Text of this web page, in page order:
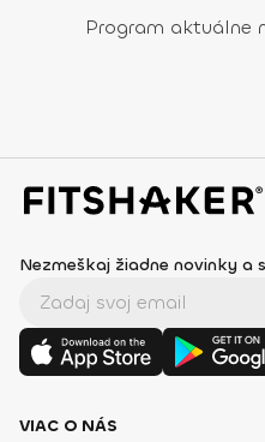
Program aktuálne
Nezmeškaj žiadne novinky a
VIAC O NÁS